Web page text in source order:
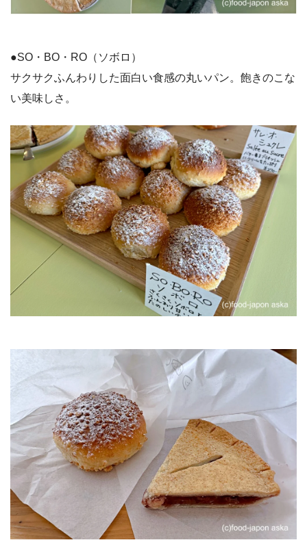
●SO・BO・RO（ソボロ）
サクサクふんわりした面白い食感の丸いパン。飽きのこな
い美味しさ。